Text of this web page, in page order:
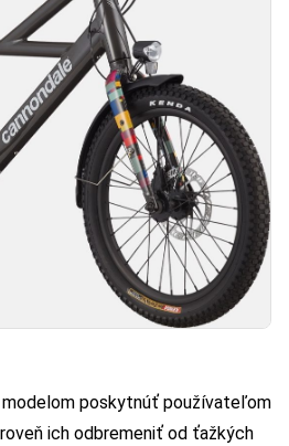
poskytnúť používateľom
ich odbremeniť od ťažkých